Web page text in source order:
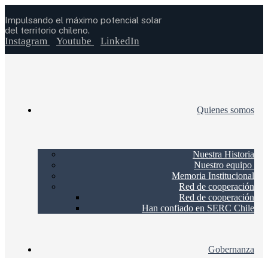
Impulsando el máximo potencial solar
del territorio chileno.
Instagram Youtube LinkedIn
Quienes somos
Nuestra Historia
Nuestro equipo
Memoria Institucional
Red de cooperación
Red de cooperación
Han confiado en SERC Chile
Gobernanza